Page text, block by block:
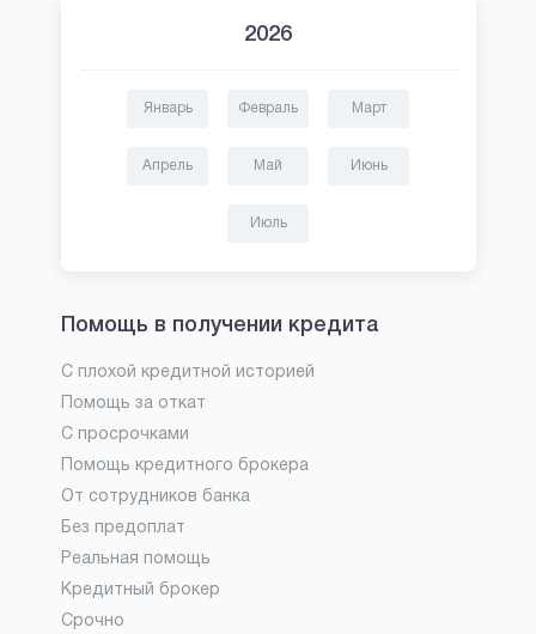
2026
Январь Февраль Март
Апрель Май Июнь
Июль
Помощь в получении кредита
С плохой кредитной историей
Помощь за откат
С просрочками
Помощь кредитного брокера
От сотрудников банка
Без предоплат
Реальная помощь
Кредитный брокер
Срочно